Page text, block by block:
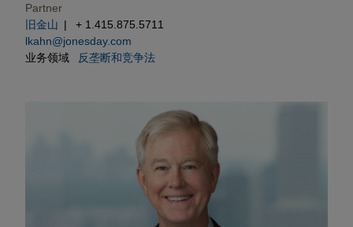
Partner
旧金山
+ 1.415.875.5711
lkahn@jonesday.com
业务领域
反垄断和竞争法